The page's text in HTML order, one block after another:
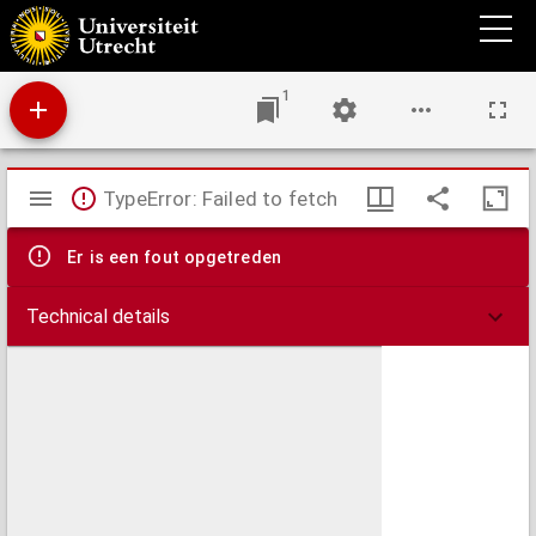
Cirrhosis hepatis enzoötica bij het rund : een plantenintoxicatie veroorzaakt door
ingestie van Senecio aquaticus Huds. en Senecio jacobaea L.
1
Mirador
viewer
TypeError: Failed to fetch
Er is een fout opgetreden
Technical details